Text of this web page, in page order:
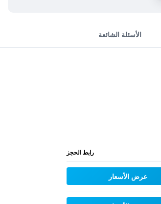
الأسئلة الشائعة
رابط الحجز
عرض الأسعار